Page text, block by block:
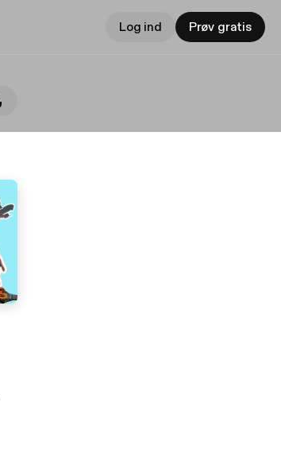
Log ind Prøv gratis